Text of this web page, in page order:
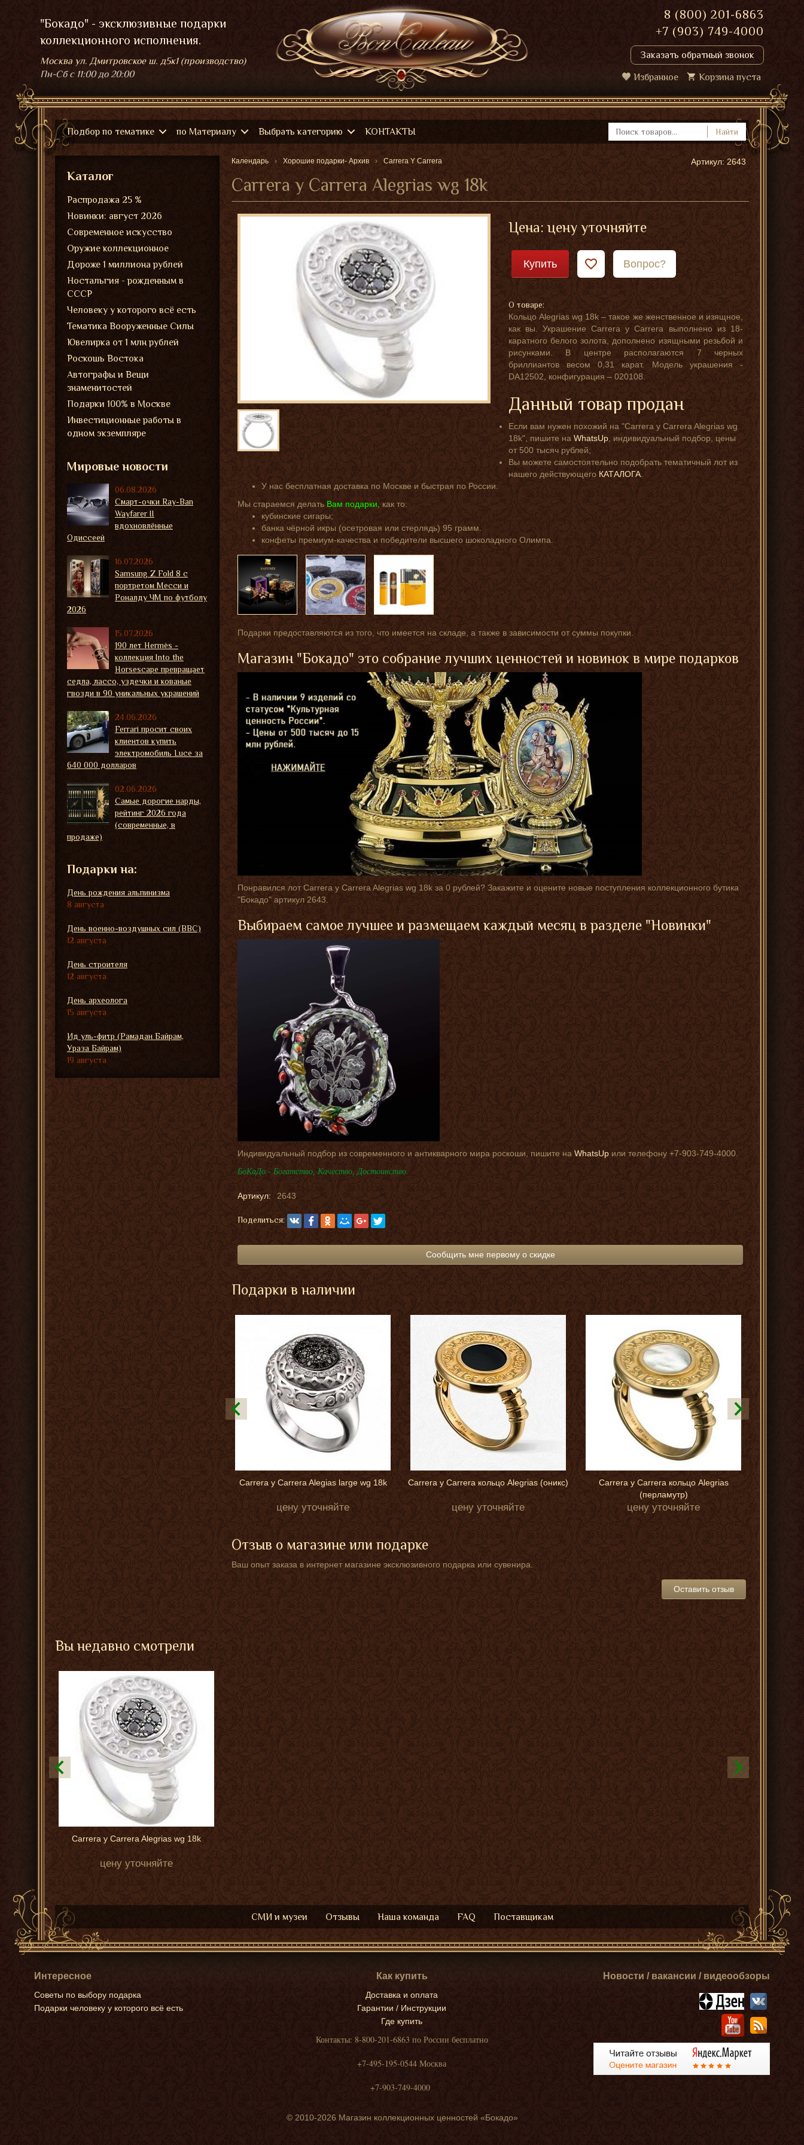
"Бокадо" - эксклюзивные подарки
коллекционного исполнения.
Москва ул. Дмитровское ш. д5к1 (производство)
Пн-Сбс 11:00 до 20:00
8 (800) 201-6863
+7 (903) 749-4000
Заказать обратный звонок
Избранное Корзина пуста
Подбор по тематике по Материалу Выбрать категорию КОНТАКТЫ Найти
Календарь Хорошие подарки- Архив Carrera Y Carrera
Carrera y Carrera Alegrias wg 18k
Артикул: 2643
Цена: цену уточняйте
Купить Вопрос?
О товаре:
Кольцо Alegrias wg 18k – такое же женственное и изящное,
как вы. Украшение Carrera y Carrera выполнено из 18-
каратного белого золота, дополнено изящными резьбой и
рисунками. В центре располагаются 7 черных
бриллиантов весом 0,31 карат. Модель украшения -
DA12502, конфигурация – 020108.
Данный товар продан
Если вам нужен похожий на "Carrera y Carrera Alegrias wg
18k", пишите наWhatsUp, индивидуальный подбор, цены
от 500 тысяч рублей;
Вы можете самостоятельно подобрать тематичный лот из
нашего действующегоКАТАЛОГА.
У нас бесплатная доставка по Москве и быстрая по России.
Мы стараемся делатьВам подарки,как то:
кубинские сигары;
банка чёрной икры (осетровая или стерлядь) 95 грамм.
конфеты премиум-качества и победители высшего шоколадного Олимпа.
Подарки предоставляются из того, что имеется на складе, а также в зависимости от суммы покупки.
Магазин "Бокадо" это собрание лучших ценностей и новинок в мире подарков
Понравился лот Carrera y Carrera Alegrias wg 18k за 0 рублей? Закажите и оцените новые поступления коллекционного бутика
"Бокадо" артикул 2643.
Выбираем самое лучшее и размещаем каждый месяц в разделе "Новинки"
Индивидуальный подбор из современного и антикварного мира роскоши, пишите наWhatsUpили телефону +7-903-749-4000.
БоКаДо - Богатство, Качество, Достоинство.
Артикул: 2643
Поделиться:
Сообщить мне первому о скидке
Подарки в наличии
Carrera y Carrera Alegias large wg 18k
цену уточняйте
Carrera y Carrera кольцо Alegrias (оникс)
цену уточняйте
Carrera y Carrera кольцо Alegrias
(перламутр)
цену уточняйте
Отзыв о магазине или подарке
Ваш опыт заказа в интернет магазине эксклюзивного подарка или сувенира.
Оставить отзыв
Каталог
Распродажа 25 %
Новинки: август 2026
Современное искусство
Оружие коллекционное
Дороже 1 миллиона рублей
Ностальгия - рожденным в
СССР
Человеку у которого всё есть
Тематика Вооруженные Силы
Ювелирка от 1 млн рублей
Роскошь Востока
Автографы и Вещи
знаменитостей
Подарки 100% в Москве
Инвестиционные работы в
одном экземпляре
Мировые новости
06.08.2026
Смарт-очки Ray-Ban
Wayfarer II
вдохновлённые
Одиссеей
16.07.2026
Samsung Z Fold 8 с
портретом Месси и
Роналду ЧМ по футболу
2026
15.07.2026
190 лет Hermès -
коллекция Into the
Horsescape превращает
седла, лассо, уздечки и кованые
гвозди в 90 уникальных украшений
24.06.2026
Ferrari просит своих
клиентов купить
электромобиль Luce за
640 000 долларов
02.06.2026
Самые дорогие нарды,
рейтинг 2026 года
(современные, в
продаже)
Подарки на:
День рождения альпинизма
8 августа
День военно-воздушных сил (ВВС)
12 августа
День строителя
12 августа
День археолога
15 августа
Ид уль-фитр (Рамадан Байрам,
Ураза Байрам)
19 августа
Вы недавно смотрели
Carrera y Carrera Alegrias wg 18k
цену уточняйте
СМИ и музеи Отзывы Наша команда FAQ Поставщикам
Интересное
Советы по выбору подарка
Подарки человеку у которого всё есть
Как купить
Доставка и оплата
Гарантии / Инструкции
Где купить
Контакты: 8-800-201-6863 по России бесплатно
+7-495-195-0544 Москва
+7-903-749-4000
Новости / вакансии / видеообзоры
© 2010-2026 Магазин коллекционных ценностей «Бокадо»